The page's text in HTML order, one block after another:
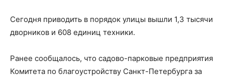
Сегодня приводить в порядок улицы вышли 1,3 тысячи
дворников и 608 единиц техники.
Ранее сообщалось, что садово-парковые предприятия
Комитета по благоустройству Санкт-Петербурга за